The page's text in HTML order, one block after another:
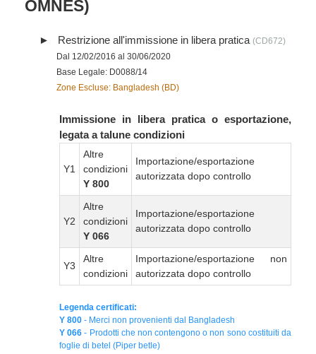
OMNES)
Restrizione all'immissione in libera pratica (CD672)
Dal 12/02/2016 al 30/06/2020
Base Legale: D0088/14
Zone Escluse: Bangladesh (BD)
Immissione in libera pratica o esportazione,
legata a talune condizioni
Y1
Altre
condizioni
Y 800
Importazione/esportazione
autorizzata dopo controllo
Y2
Altre
condizioni
Y 066
Importazione/esportazione
autorizzata dopo controllo
Y3
Altre
condizioni
Importazione/esportazione non
autorizzata dopo controllo
Legenda certificati:
Y 800 - Merci non provenienti dal Bangladesh
Y 066 - Prodotti che non contengono o non sono costituiti da
foglie di betel (Piper betle)